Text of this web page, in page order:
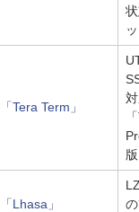
「Tera Term」
版
「Lhasa」